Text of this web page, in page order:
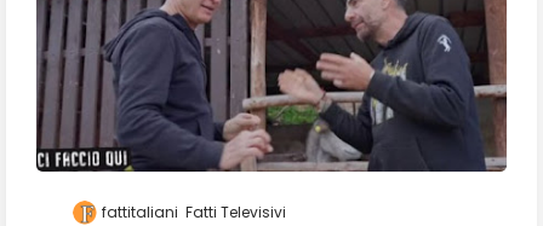
fattitaliani Fatti Televisivi